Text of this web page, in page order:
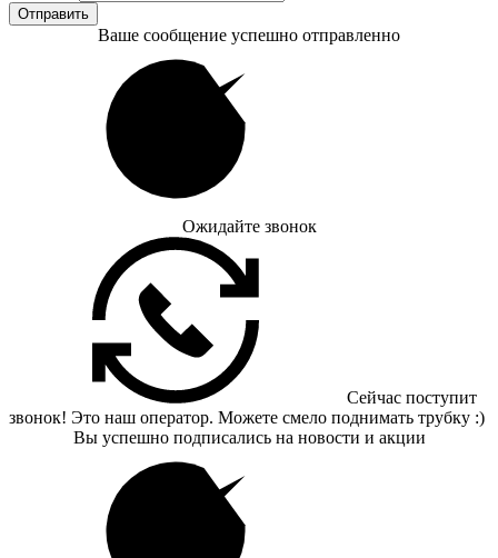
Отправить
Ваше сообщение успешно отправленно
Ожидайте звонок
Сейчас поступит
звонок! Это наш оператор. Можете смело поднимать трубку :)
Вы успешно подписались на новости и акции